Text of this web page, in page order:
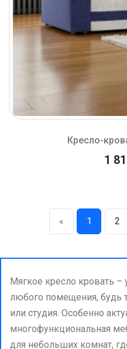
Кресло-
1
« 1 2
Мягкое кресло кровать –
любого помещения, будь
или студия. Особенно
многофункциональная
для небольших комнат,